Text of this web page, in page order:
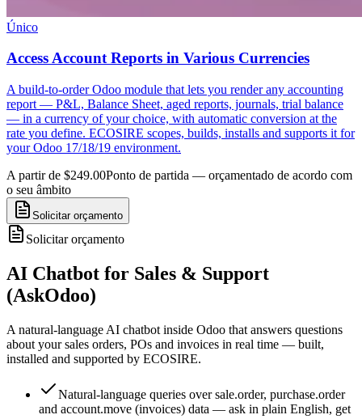
Único
Access Account Reports in Various Currencies
A build-to-order Odoo module that lets you render any accounting
report — P&L, Balance Sheet, aged reports, journals, trial balance
— in a currency of your choice, with automatic conversion at the
rate you define. ECOSIRE scopes, builds, installs and supports it for
your Odoo 17/18/19 environment.
A partir de $249.00Ponto de partida — orçamentado de acordo com
o seu âmbito
Solicitar orçamento
Solicitar orçamento
AI Chatbot for Sales & Support
(AskOdoo)
A natural-language AI chatbot inside Odoo that answers questions
about your sales orders, POs and invoices in real time — built,
installed and supported by ECOSIRE.
Natural-language queries over sale.order, purchase.order
and account.move (invoices) data — ask in plain English, get